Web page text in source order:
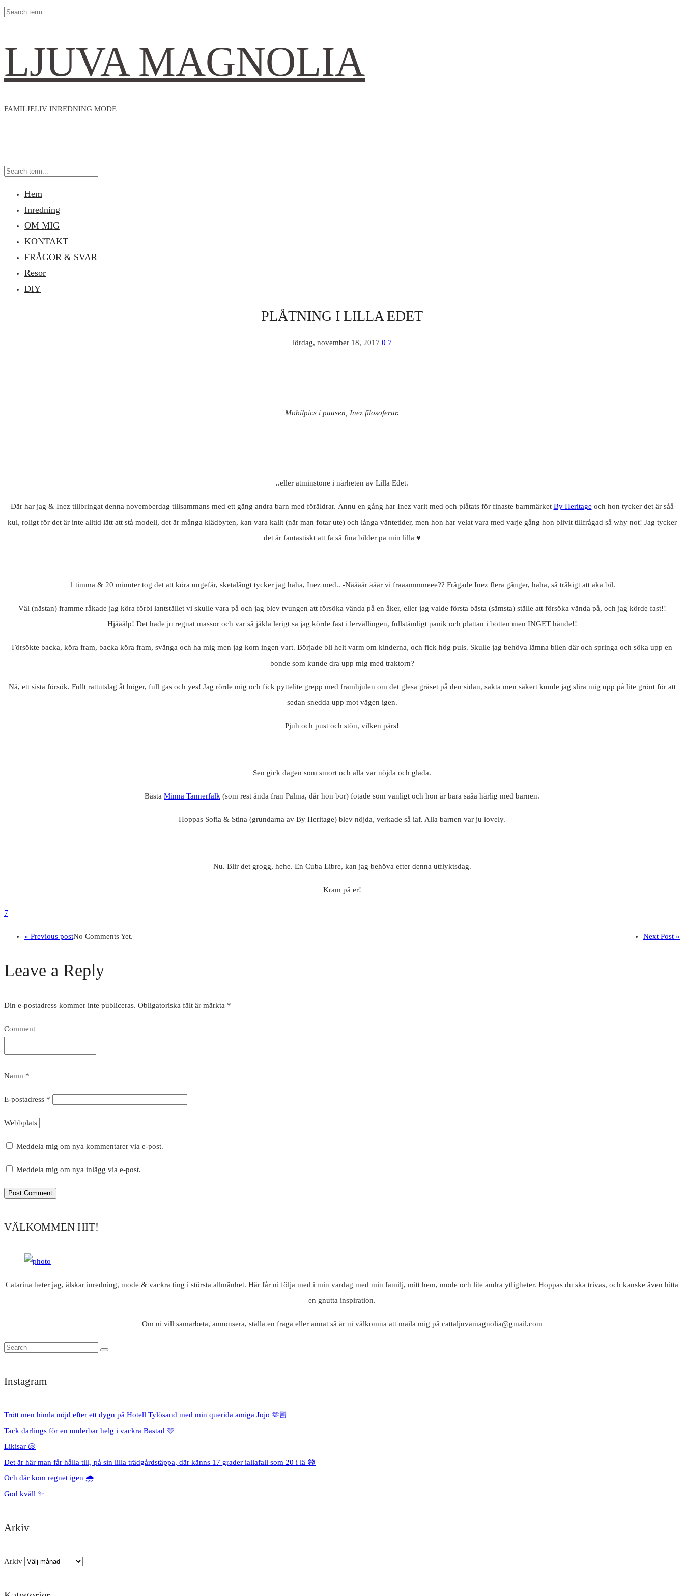
LJUVA MAGNOLIA
FAMILJELIV INREDNING MODE
Hem
Inredning
OM MIG
KONTAKT
FRÅGOR & SVAR
Resor
DIY
PLÅTNING I LILLA EDET
lördag, november 18, 2017 0 7
Mobilpics i pausen, Inez filosoferar.
..eller åtminstone i närheten av Lilla Edet.
Där har jag & Inez tillbringat denna novemberdag tillsammans med ett gäng andra barn med föräldrar. Ännu en gång har Inez varit med och plåtats för finaste barnmärket By Heritage och hon tycker det är såå
kul, roligt för det är inte alltid lätt att stå modell, det är många klädbyten, kan vara kallt (när man fotar ute) och långa väntetider, men hon har velat vara med varje gång hon blivit tillfrågad så why not! Jag tycker
det är fantastiskt att få så fina bilder på min lilla ♥
1 timma & 20 minuter tog det att köra ungefär, sketalångt tycker jag haha, Inez med.. -Näääär ääär vi fraaammmeee?? Frågade Inez flera gånger, haha, så tråkigt att åka bil.
Väl (nästan) framme råkade jag köra förbi lantstället vi skulle vara på och jag blev tvungen att försöka vända på en åker, eller jag valde första bästa (sämsta) ställe att försöka vända på, och jag körde fast!!
Hjääälp! Det hade ju regnat massor och var så jäkla lerigt så jag körde fast i lervällingen, fullständigt panik och plattan i botten men INGET hände!!
Försökte backa, köra fram, backa köra fram, svänga och ha mig men jag kom ingen vart. Började bli helt varm om kinderna, och fick hög puls. Skulle jag behöva lämna bilen där och springa och söka upp en
bonde som kunde dra upp mig med traktorn?
Nä, ett sista försök. Fullt rattutslag åt höger, full gas och yes! Jag rörde mig och fick pyttelite grepp med framhjulen om det glesa gräset på den sidan, sakta men säkert kunde jag slira mig upp på lite grönt för att
sedan snedda upp mot vägen igen.
Pjuh och pust och stön, vilken pärs!
Sen gick dagen som smort och alla var nöjda och glada.
Bästa Minna Tannerfalk (som rest ända från Palma, där hon bor) fotade som vanligt och hon är bara sååå härlig med barnen.
Hoppas Sofia & Stina (grundarna av By Heritage) blev nöjda, verkade så iaf. Alla barnen var ju lovely.
Nu. Blir det grogg, hehe. En Cuba Libre, kan jag behöva efter denna utflyktsdag.
Kram på er!
7
« Previous post Next Post »
No Comments Yet.
Leave a Reply
Din e-postadress kommer inte publiceras. Obligatoriska fält är märkta *
Comment
Namn *
E-postadress *
Webbplats
Meddela mig om nya kommentarer via e-post.
Meddela mig om nya inlägg via e-post.
VÄLKOMMEN HIT!
Catarina heter jag, älskar inredning, mode & vackra ting i största allmänhet. Här får ni följa med i min vardag med min familj, mitt hem, mode och lite andra ytligheter. Hoppas du ska trivas, och kanske även hitta
en gnutta inspiration.
Om ni vill samarbeta, annonsera, ställa en fråga eller annat så är ni välkomna att maila mig på cattaljuvamagnolia@gmail.com
Instagram
Trött men himla nöjd efter ett dygn på Hotell Tylösand med min querida amiga Jojo 🫶🏼
Tack darlings för en underbar helg i vackra Båstad 🩵
Likisar 🐚
Det är här man får hålla till, på sin lilla trädgårdstäppa, där känns 17 grader iallafall som 20 i lä 😅
Och där kom regnet igen 🌧️
God kväll ✨
Arkiv
Arkiv